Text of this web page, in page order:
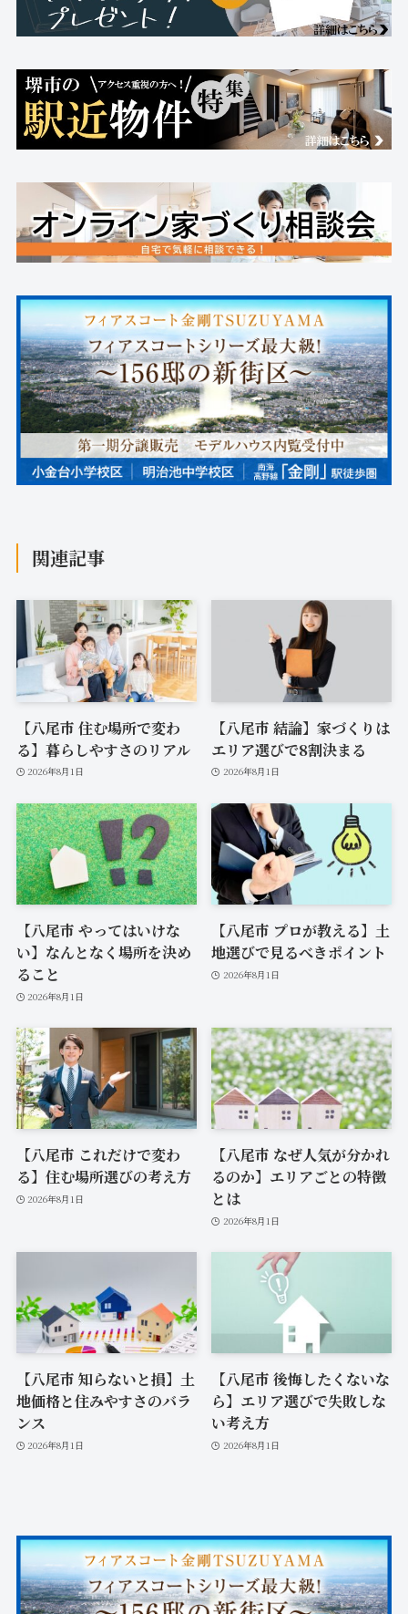
関連記事
【八尾市 住む場所で変わ
る】暮らしやすさのリアル
2026年8月1日
【八尾市 結論】家づくりは
エリア選びで8割決まる
2026年8月1日
【八尾市 やってはいけな
い】なんとなく場所を決め
ること
2026年8月1日
【八尾市 プロが教える】土
地選びで見るべきポイント
2026年8月1日
【八尾市 これだけで変わ
る】住む場所選びの考え方
2026年8月1日
【八尾市 なぜ人気が分かれ
るのか】エリアごとの特徴
とは
2026年8月1日
【八尾市 知らないと損】土
地価格と住みやすさのバラ
ンス
2026年8月1日
【八尾市 後悔したくないな
ら】エリア選びで失敗しな
い考え方
2026年8月1日